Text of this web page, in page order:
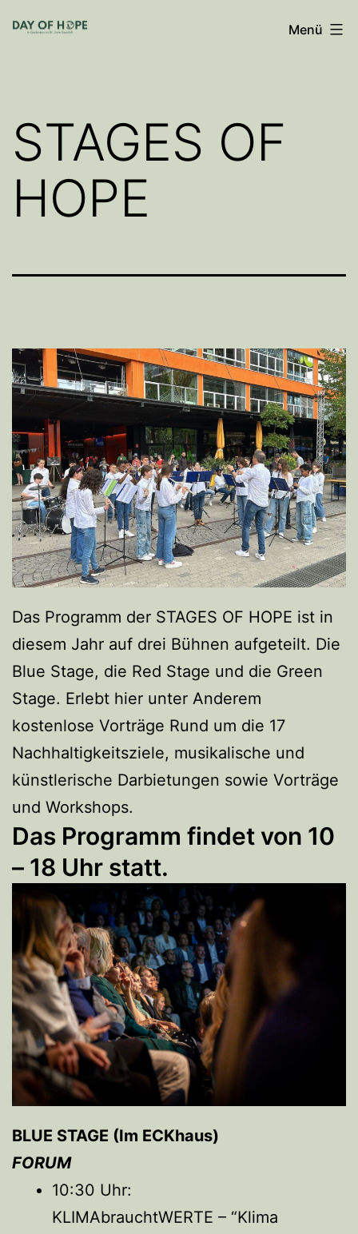
Inhalt
Menü
STAGES OF
HOPE
Das Programm der STAGES OF HOPE ist in
diesem Jahr auf drei Bühnen aufgeteilt. Die
Blue Stage, die Red Stage und die Green
Stage. Erlebt hier unter Anderem
kostenlose Vorträge Rund um die 17
Nachhaltigkeitsziele, musikalische und
künstlerische Darbietungen sowie Vorträge
und Workshops.
Das Programm findet von 10
– 18 Uhr statt.
BLUE STAGE (Im ECKhaus)
FORUM
10:30 Uhr:
KLIMAbrauchtWERTE – “Klima